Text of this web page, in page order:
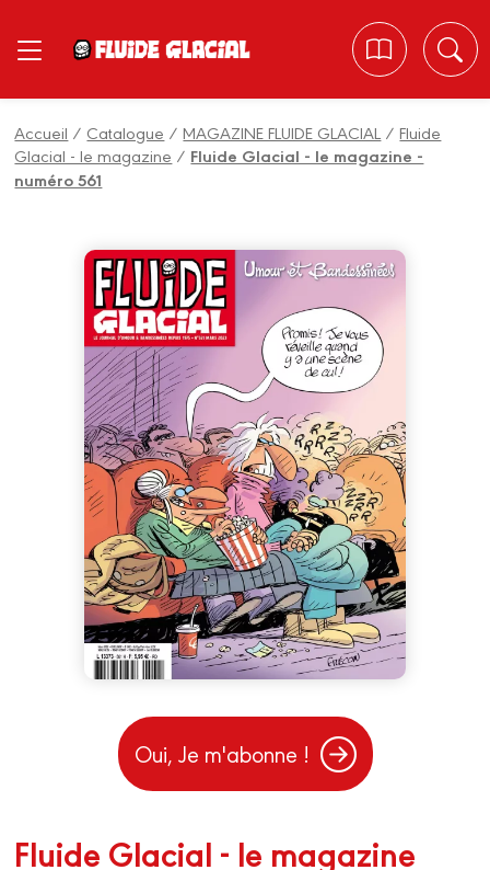
Accueil / Catalogue /MAGAZINE FLUIDE GLACIAL /Fluide
Glacial - le magazine / Fluide Glacial - le magazine -
numéro 561
Oui, Je m'abonne !
Fluide Glacial - le magazine